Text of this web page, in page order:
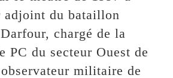
du bataillon
chargé de la
PC du secteur Ouest de
militaire de